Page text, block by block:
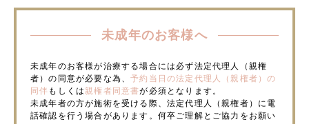
未成年のお客様へ
未成年のお客様が治療する場合には必ず法定代理人（親権
者）の同意が必要な為、予約当日の法定代理人（親権者）の
同伴 もしくは親権者同意書が必須となります。
未成年者の方が施術を受ける際、法定代理人（親権者）に電
話確認を行う場合があります。何卒ご理解とご協力をお願い